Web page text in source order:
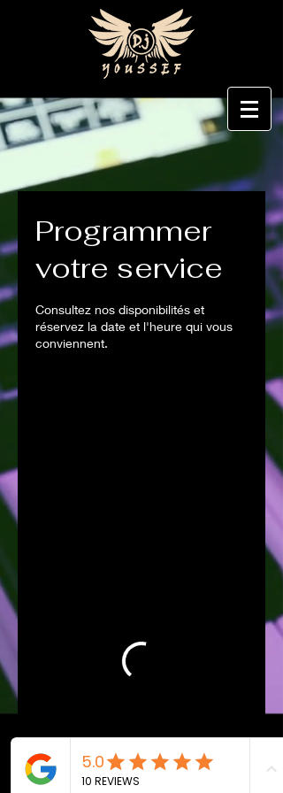
Programmer
votre service
Consultez nos disponibilités et
réservez la date et l'heure qui vous
conviennent.